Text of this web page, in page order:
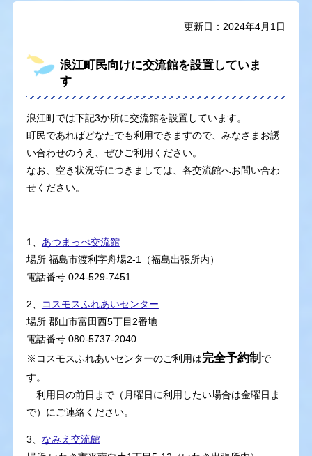
更新日：2024年4月1日
浪江町民向けに交流館を設置していま
す
浪江町では下記3か所に交流館を設置しています。
町民であればどなたでも利用できますので、みなさまお誘
い合わせのうえ、ぜひご利用ください。
なお、空き状況等につきましては、各交流館へお問い合わ
せください。
1、 あつまっぺ交流館
場所 福島市渡利字舟場2-1（福島出張所内）
電話番号 024-529-7451
2、
コスモスふれあいセンター
場所 郡山市富田西5丁目2番地
電話番号 080-5737-2040
※コスモスふれあいセンターのご利用は完全予約制 で
す。
利用日の前日まで（月曜日に利用したい場合は金曜日ま
で）にご連絡ください。
3、 なみえ交流館